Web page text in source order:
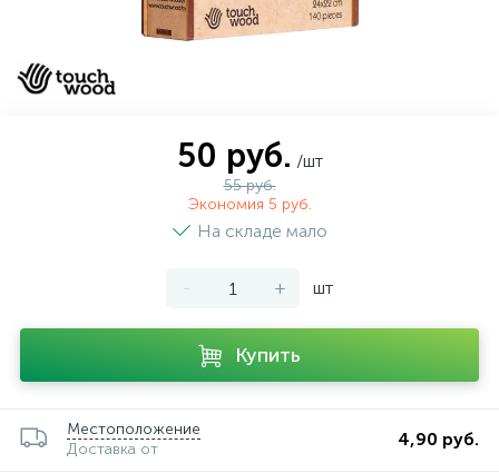
50 руб. /шт
55 руб.
Экономия 5 руб.
На складе мало
- + шт
Купить
Местоположение
Доставка от
4,90 руб.